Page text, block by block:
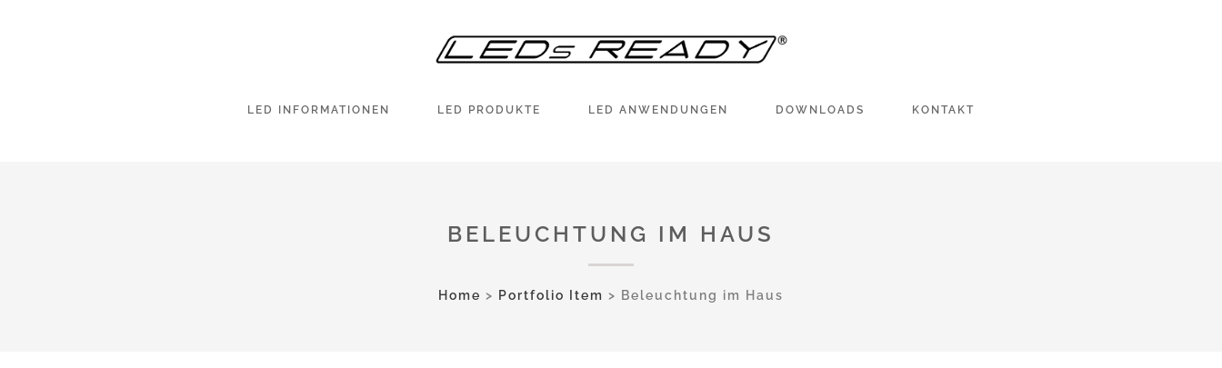
LED INFORMATIONEN LED PRODUKTE LED ANWENDUNGEN DOWNLOADS KONTAKT
BELEUCHTUNG IM HAUS
Home > Portfolio Item > Beleuchtung im Haus